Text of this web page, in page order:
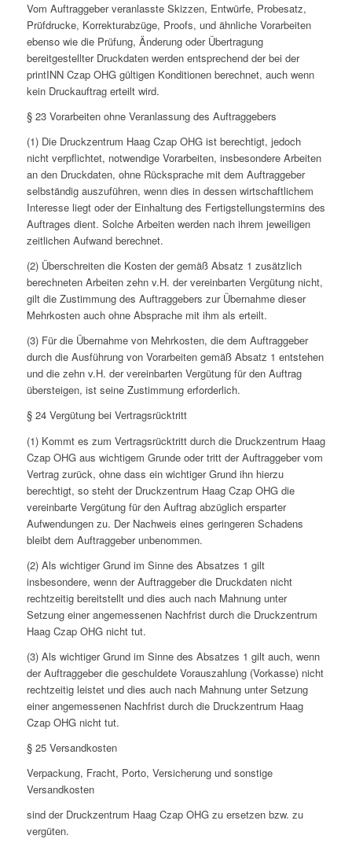
Vom Auftraggeber veranlasste Skizzen, Entwürfe, Probesatz,
Prüfdrucke, Korrekturabzüge, Proofs, und ähnliche Vorarbeiten
ebenso wie die Prüfung, Änderung oder Übertragung
bereitgestellter Druckdaten werden entsprechend der bei der
printINN Czap OHG gültigen Konditionen berechnet, auch wenn
kein Druckauftrag erteilt wird.
§ 23 Vorarbeiten ohne Veranlassung des Auftraggebers
(1) Die Druckzentrum Haag Czap OHG ist berechtigt, jedoch
nicht verpflichtet, notwendige Vorarbeiten, insbesondere Arbeiten
an den Druckdaten, ohne Rücksprache mit dem Auftraggeber
selbständig auszuführen, wenn dies in dessen wirtschaftlichem
Interesse liegt oder der Einhaltung des Fertigstellungstermins des
Auftrages dient. Solche Arbeiten werden nach ihrem jeweiligen
zeitlichen Aufwand berechnet.
(2) Überschreiten die Kosten der gemäß Absatz 1 zusätzlich
berechneten Arbeiten zehn v.H. der vereinbarten Vergütung nicht,
gilt die Zustimmung des Auftraggebers zur Übernahme dieser
Mehrkosten auch ohne Absprache mit ihm als erteilt.
(3) Für die Übernahme von Mehrkosten, die dem Auftraggeber
durch die Ausführung von Vorarbeiten gemäß Absatz 1 entstehen
und die zehn v.H. der vereinbarten Vergütung für den Auftrag
übersteigen, ist seine Zustimmung erforderlich.
§ 24 Vergütung bei Vertragsrücktritt
(1) Kommt es zum Vertragsrücktritt durch die Druckzentrum Haag
Czap OHG aus wichtigem Grunde oder tritt der Auftraggeber vom
Vertrag zurück, ohne dass ein wichtiger Grund ihn hierzu
berechtigt, so steht der Druckzentrum Haag Czap OHG die
vereinbarte Vergütung für den Auftrag abzüglich ersparter
Aufwendungen zu. Der Nachweis eines geringeren Schadens
bleibt dem Auftraggeber unbenommen.
(2) Als wichtiger Grund im Sinne des Absatzes 1 gilt
insbesondere, wenn der Auftraggeber die Druckdaten nicht
rechtzeitig bereitstellt und dies auch nach Mahnung unter
Setzung einer angemessenen Nachfrist durch die Druckzentrum
Haag Czap OHG nicht tut.
(3) Als wichtiger Grund im Sinne des Absatzes 1 gilt auch, wenn
der Auftraggeber die geschuldete Vorauszahlung (Vorkasse) nicht
rechtzeitig leistet und dies auch nach Mahnung unter Setzung
einer angemessenen Nachfrist durch die Druckzentrum Haag
Czap OHG nicht tut.
§ 25 Versandkosten
Verpackung, Fracht, Porto, Versicherung und sonstige
Versandkosten
sind der Druckzentrum Haag Czap OHG zu ersetzen bzw. zu
vergüten.